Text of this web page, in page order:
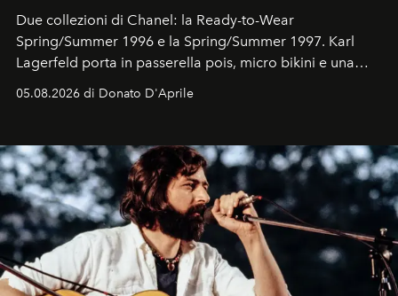
Due collezioni di Chanel: la Ready-to-Wear
Spring/Summer 1996 e la Spring/Summer 1997. Karl
Lagerfeld porta in passerella pois, micro bikini e una
Kate, Claudia e Carla una dietro l'altra. Trent'anni dopo,
uno dei documenti più contemporanei che abbiamo.
05.08.2026 di Donato D'Aprile